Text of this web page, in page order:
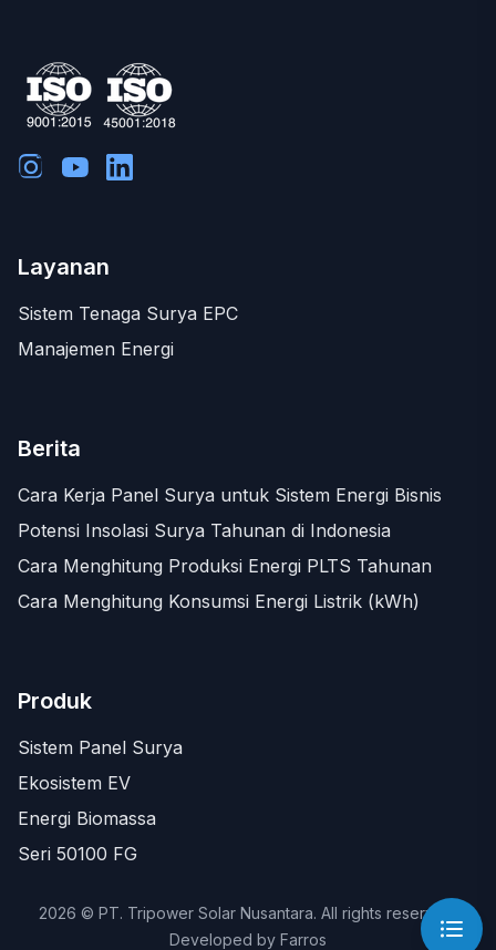
Layanan
Sistem Tenaga Surya EPC
Manajemen Energi
Berita
Cara Kerja Panel Surya untuk Sistem Energi Bisnis
Potensi Insolasi Surya Tahunan di Indonesia
Cara Menghitung Produksi Energi PLTS Tahunan
Cara Menghitung Konsumsi Energi Listrik (kWh)
Produk
Sistem Panel Surya
Ekosistem EV
Energi Biomassa
Seri 50100 FG
2026 © PT. Tripower Solar Nusantara. All rights reserved.
Developed by Farros